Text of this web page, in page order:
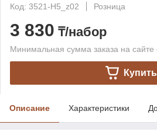
Код: 3521-H5_z02
Розница
3 830 ₸/набор
Минимальная сумма заказа на
Купить
Описание Характеристики